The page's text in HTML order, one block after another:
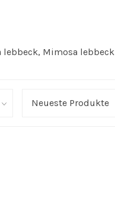
lebbeck, Mimosa lebbeck